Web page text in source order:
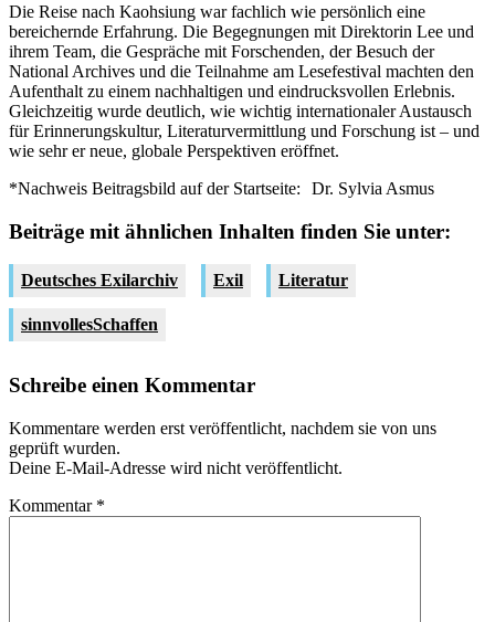
Die Reise nach Kaohsiung war fachlich wie persönlich eine
bereichernde Erfahrung. Die Begegnungen mit Direktorin Lee und
ihrem Team, die Gespräche mit Forschenden, der Besuch der
National Archives und die Teilnahme am Lesefestival machten den
Aufenthalt zu einem nachhaltigen und eindrucksvollen Erlebnis.
Gleichzeitig wurde deutlich, wie wichtig internationaler Austausch
für Erinnerungskultur, Literaturvermittlung und Forschung ist – und
wie sehr er neue, globale Perspektiven eröffnet.
*Nachweis Beitragsbild auf der Startseite:
Dr. Sylvia Asmus
Beiträge mit ähnlichen Inhalten finden Sie unter:
Deutsches Exilarchiv Exil Literatur
sinnvollesSchaffen
Schreibe einen Kommentar
Kommentare werden erst veröffentlicht, nachdem sie von uns
geprüft wurden.
Deine E-Mail-Adresse wird nicht veröffentlicht.
Kommentar *